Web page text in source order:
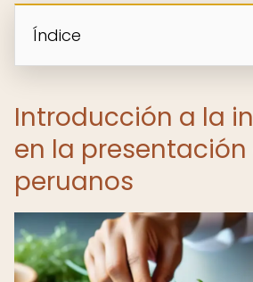
Índice
Introducción a la
en la
peruanos